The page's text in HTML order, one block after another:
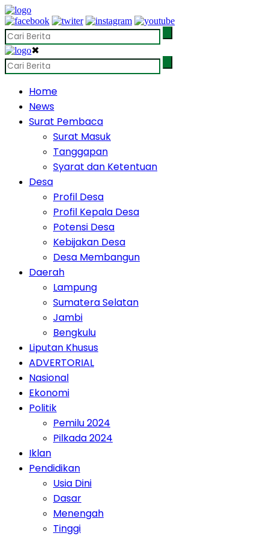
✖
Home
News
Surat Pembaca
Surat Masuk
Tanggapan
Syarat dan Ketentuan
Desa
Profil Desa
Profil Kepala Desa
Potensi Desa
Kebijakan Desa
Desa Membangun
Daerah
Lampung
Sumatera Selatan
Jambi
Bengkulu
Liputan Khusus
ADVERTORIAL
Nasional
Ekonomi
Politik
Pemilu 2024
Pilkada 2024
Iklan
Pendidikan
Usia Dini
Dasar
Menengah
Tinggi